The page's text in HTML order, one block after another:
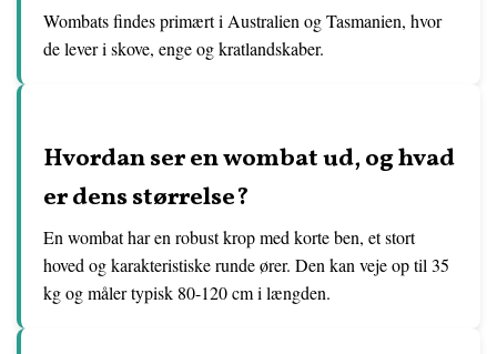
Wombats findes primært i Australien og Tasmanien, hvor
de lever i skove, enge og kratlandskaber.
Hvordan ser en wombat ud, og hvad
er dens størrelse?
En wombat har en robust krop med korte ben, et stort
hoved og karakteristiske runde ører. Den kan veje op til 35
kg og måler typisk 80-120 cm i længden.